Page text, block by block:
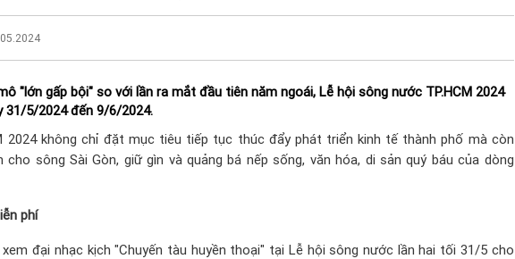
"lớn gấp bội" so với lần ra mắt đầu tiên năm ngoái, Lễ hội sông nước TP.HCM 2024
31/5/2024 đến 9/6/2024.
2024 không chỉ đặt mục tiêu tiếp tục thúc đẩy phát triển kinh tế thành phố mà còn
sông Sài Gòn, giữ gìn và quảng bá nếp sống, văn hóa, di sản quý báu của dòng
phí
đại nhạc kịch "Chuyến tàu huyền thoại" tại Lễ hội sông nước lần hai tối 31/5 cho